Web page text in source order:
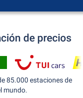
de precios
85.000 estaciones de
mundo.